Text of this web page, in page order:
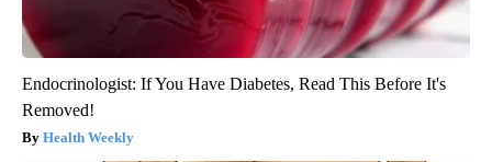
Endocrinologist: If You Have Diabetes, Read This Before It's
Removed!
Health Weekly